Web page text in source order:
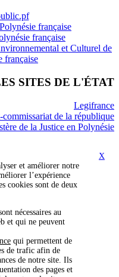
française
française
et Culturel de
française
SITES DE L'ÉTAT
Legifrance
commissariat de la république
de la Justice en Polynésie
X
et améliorer notre
l’expérience
cookies sont de deux
nécessaires au
et qui ne peuvent
qui permettent de
de trafic afin de
de notre site. Ils
des pages et